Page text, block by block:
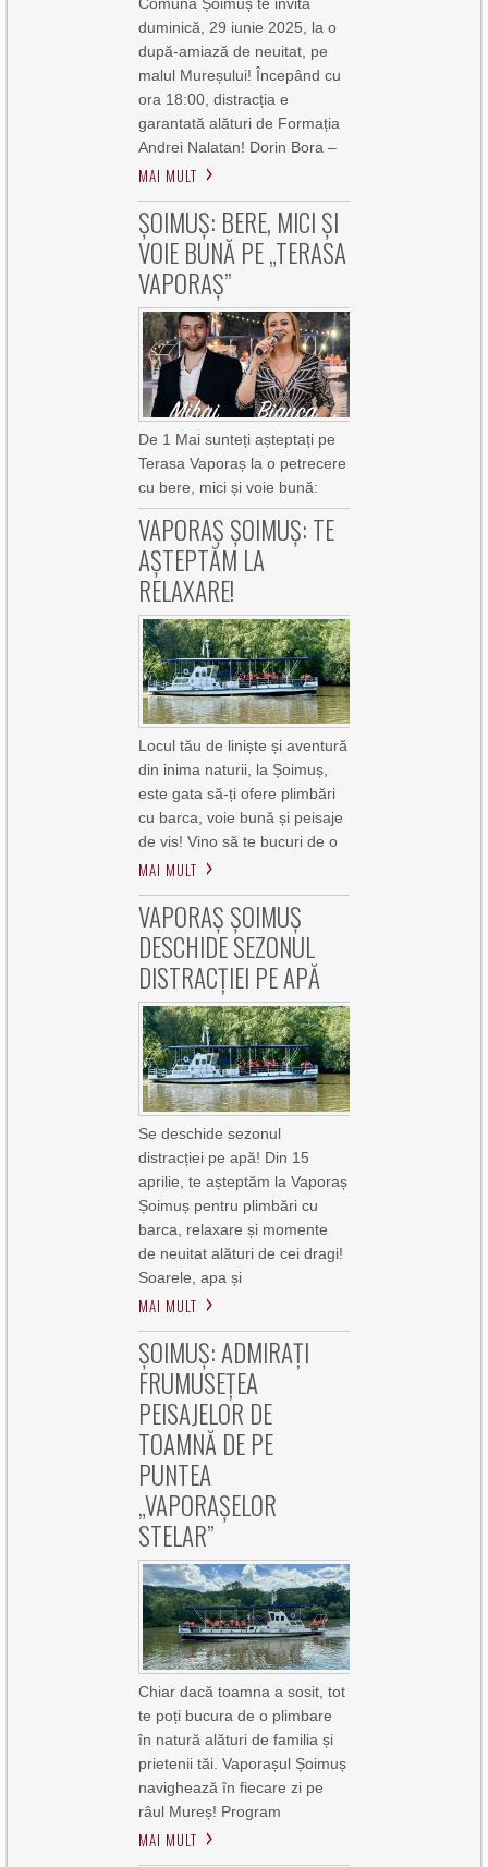
duminică, 29 iunie 2025, la o
după-amiază de neuitat, pe
malul Mureșului! Începând cu
ora 18:00, distracția e
garantată alături de Formația
Andrei Nalatan! Dorin Bora –
MAI MULT
ȘOIMUȘ: BERE, MICI ȘI
VOIE BUNĂ PE „TERASA
VAPORAȘ”
De 1 Mai sunteți așteptați pe
Terasa Vaporaș la o petrecere
cu bere, mici și voie bună:
VAPORAȘ ȘOIMUȘ: TE
AȘTEPTĂM LA
RELAXARE!
Locul tău de liniște și aventură
din inima naturii, la Șoimuș,
este gata să-ți ofere plimbări
cu barca, voie bună și peisaje
de vis! Vino să te bucuri de o
MAI MULT
VAPORAȘ ȘOIMUȘ
DESCHIDE SEZONUL
DISTRACȚIEI PE APĂ
Se deschide sezonul
distracției pe apă! Din 15
aprilie, te așteptăm la Vaporaș
Șoimuș pentru plimbări cu
barca, relaxare și momente
de neuitat alături de cei dragi!
Soarele, apa și
MAI MULT
ȘOIMUȘ: ADMIRAȚI
FRUMUSEȚEA
PEISAJELOR DE
TOAMNĂ DE PE
PUNTEA
„VAPORAȘELOR
STELAR”
Chiar dacă toamna a sosit, tot
te poți bucura de o plimbare
în natură alături de familia și
prietenii tăi. Vaporașul Șoimuș
navighează în fiecare zi pe
râul Mureș! Program
MAI MULT